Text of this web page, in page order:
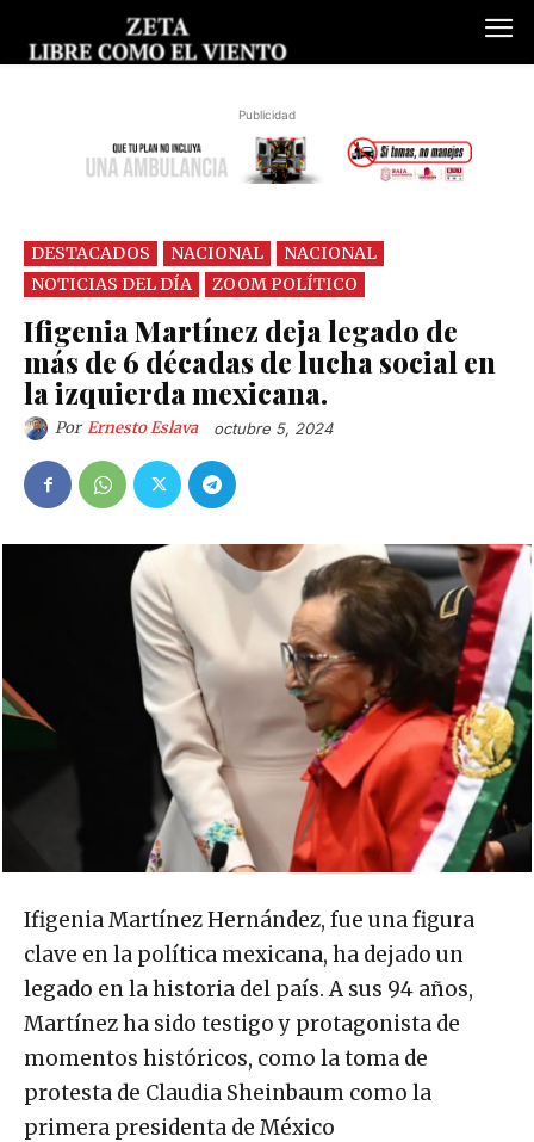
Publicidad
DESTACADOS NACIONAL
NACIONAL
NOTICIAS DEL DÍA
ZOOM POLÍTICO
Ifigenia Martínez deja legado de
más de 6 décadas de lucha social en
la izquierda mexicana.
Por Ernesto Eslava octubre 5, 2024
Ifigenia Martínez Hernández, fue una figura
clave en la política mexicana, ha dejado un
legado en la historia del país. A sus 94 años,
Martínez ha sido testigo y protagonista de
momentos históricos, como la toma de
protesta de Claudia Sheinbaum como la
primera presidenta de México